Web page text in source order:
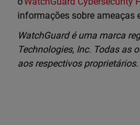
informações sobre ameaças
WatchGuard é uma marca
Technologies, Inc. Todas as
aos respectivos proprietários.